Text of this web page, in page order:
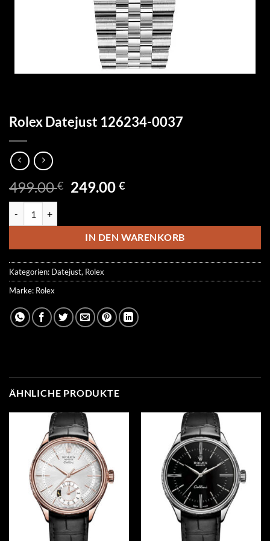
Rolex Datejust 126234-0037
499.00€ Ursprünglicher
499.00 €
249.00€Aktueller
249.00 €.
IN DEN WARENKORB
Kategorien: Datejust, Rolex
Marke: Rolex
ÄHNLICHE PRODUKTE